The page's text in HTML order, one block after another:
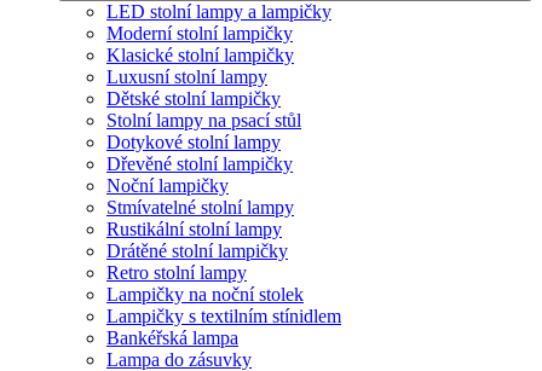
LED stolní lampy a lampičky
Moderní stolní lampičky
Klasické stolní lampičky
Luxusní stolní lampy
Dětské stolní lampičky
Stolní lampy na psací stůl
Dotykové stolní lampy
Dřevěné stolní lampičky
Noční lampičky
Stmívatelné stolní lampy
Rustikální stolní lampy
Drátěné stolní lampičky
Retro stolní lampy
Lampičky na noční stolek
Lampičky s textilním stínidlem
Bankéřská lampa
Lampa do zásuvky